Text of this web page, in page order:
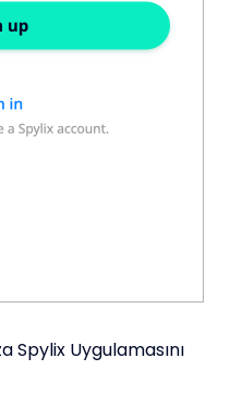
Spylix Uygulamasını